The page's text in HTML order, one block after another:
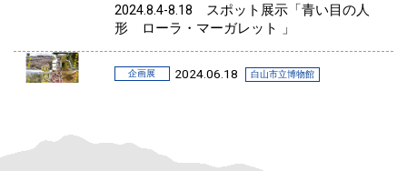
2024.8.4-8.18 スポット展示「青い目の人
形 ローラ・マーガレット 」
企画展 2024.06.18 白山市立博物館
2024.05.21